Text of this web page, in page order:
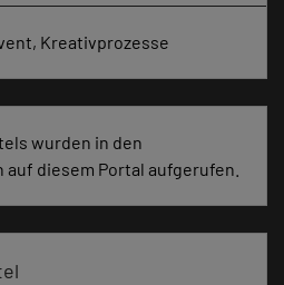
Kreativprozesse
wurden in den
auf diesem Portal aufgerufen.